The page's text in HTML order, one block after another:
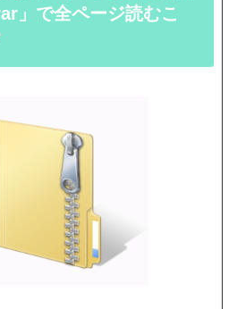
」で全ページ読むこ